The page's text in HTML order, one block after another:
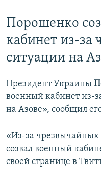
Порошенко
кабинет из-за
ситуации на
Президент Украины
военный кабинет из-
на Азове», сообщил
«Из-за чрезвычайных
созвал военный
своей странице в